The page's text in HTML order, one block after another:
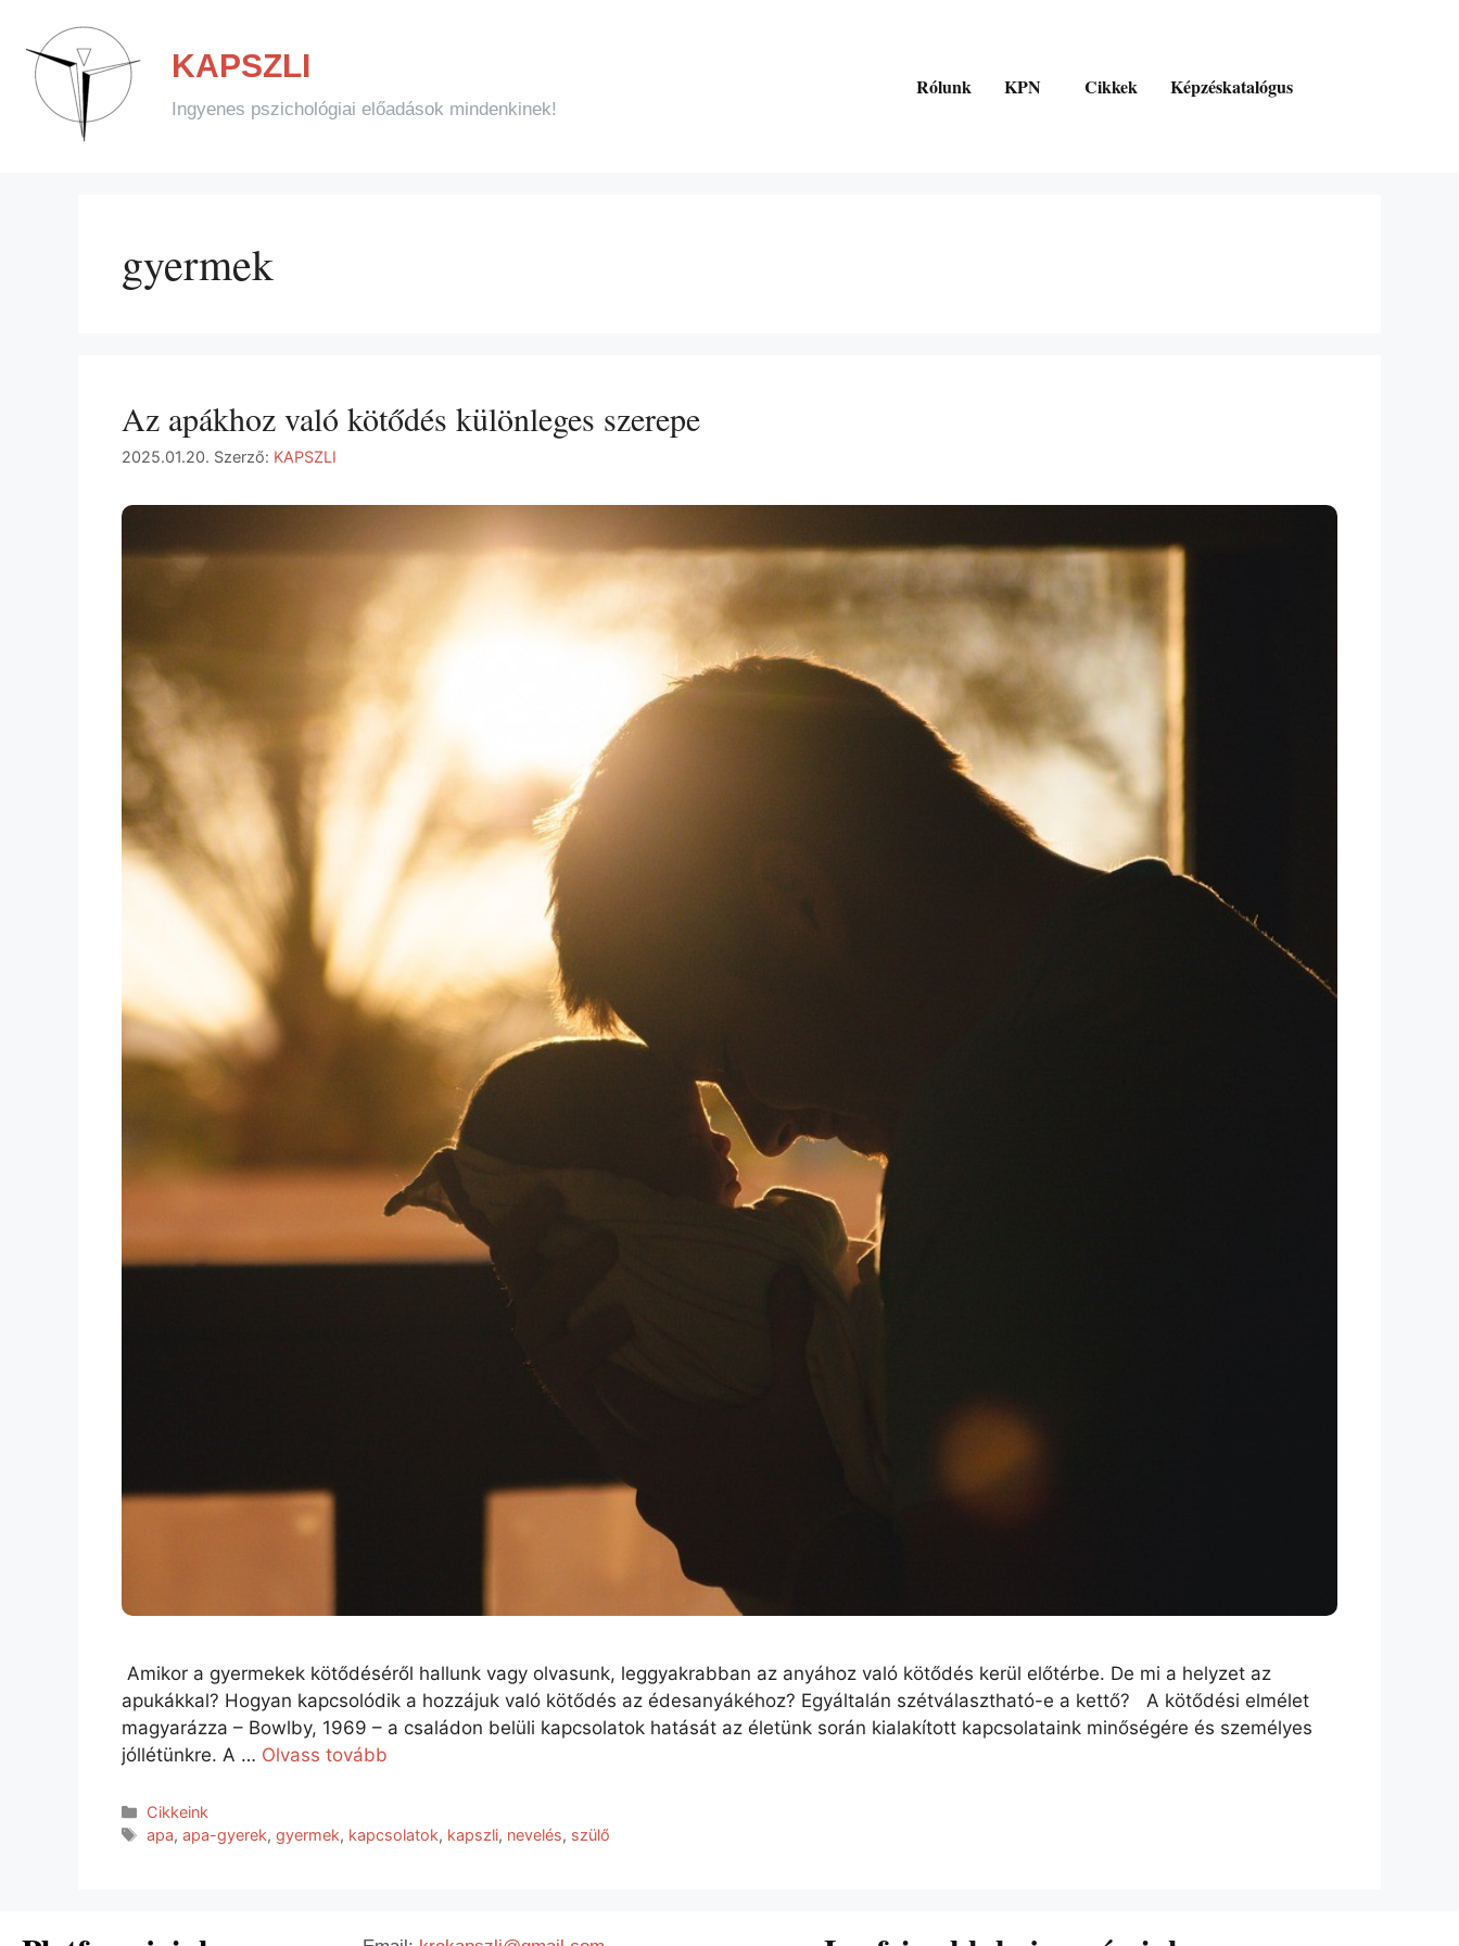
KAPSZLI
Ingyenes pszichológiai előadások mindenkinek!
Rólunk KPN Cikkek Képzéskatalógus
gyermek
Az apákhoz való kötődés különleges szerepe
2025.01.20. Szerző: KAPSZLI
Amikor a gyermekek kötődéséről hallunk vagy olvasunk, leggyakrabban az anyához való kötődés kerül előtérbe. De mi a helyzet az
apukákkal? Hogyan kapcsolódik a hozzájuk való kötődés az édesanyákéhoz? Egyáltalán szétválasztható-e a kettő? A kötődési elmélet
magyarázza – Bowlby, 1969 – a családon belüli kapcsolatok hatását az életünk során kialakított kapcsolataink minőségére és személyes
jóllétünkre. A … Olvass tovább
Cikkeink
apa,apa-gyerek,gyermek, kapcsolatok, kapszli, nevelés, szülő